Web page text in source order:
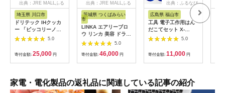
出典：JRE MALLふる
さと納税
埼玉県 川口市
ドリテック IHクッカ
ー 「ピッコリーノ」
ブラック DI-
217BK【1642626】
5.0
寄付金額: 25,000 円
出典：JRE MALLふる
さと納税
茨城県 つくばみらい
市
LINKA エアリーブロ
ウ リンカ 美容 ドライ
ヤー ヘアケア 髪 エス
テ ギフト ラッピング
贈呈品 プレゼント 母
の日 母の日準備 母の
5.0
寄付金額: 46,000 円
出典：ふるなび
広島県 福山市
工具 電子工作用はん
だこてセット X-
2000E[BAEG004]工
5.0
寄付金額: 11,000 円
家電・電化製品の返礼品に関連している記事の紹介